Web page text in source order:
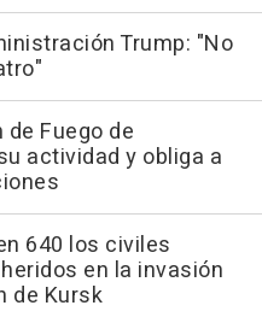
Trump: "No
Fuego de
actividad y obliga a
640 los civiles
en la invasión
de Kursk